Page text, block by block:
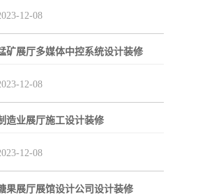
12-08
矿展厅多媒体中控系统设计装修
12-08
造业展厅施工设计装修
12-08
果展厅展馆设计公司设计装修